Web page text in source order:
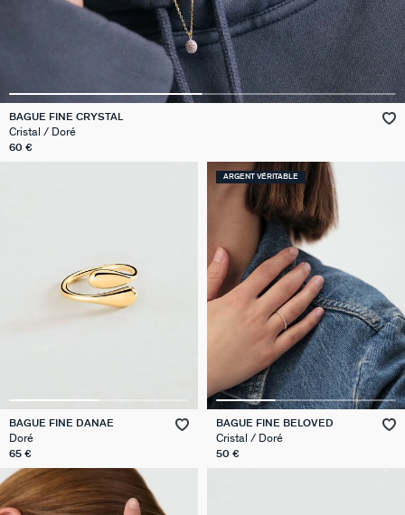
BAGUE FINE CRYSTAL
Cristal / Doré
60 €
BAGUE FINE DANAE
Doré
65 €
ARGENT VÉRITABLE
BAGUE FINE BELOVED
Cristal / Doré
50 €